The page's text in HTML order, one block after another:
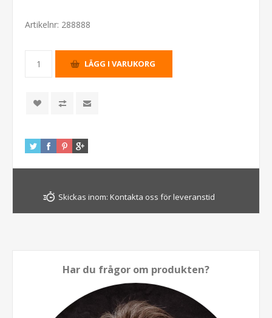
Artikelnr: 288888
Skickas inom: Kontakta oss för leveranstid
Har du frågor om produkten?